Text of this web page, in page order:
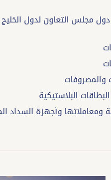
دول مجلس التعاون لدول